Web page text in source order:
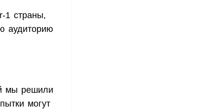
1 страны,
аудиторию
мы решили
могут